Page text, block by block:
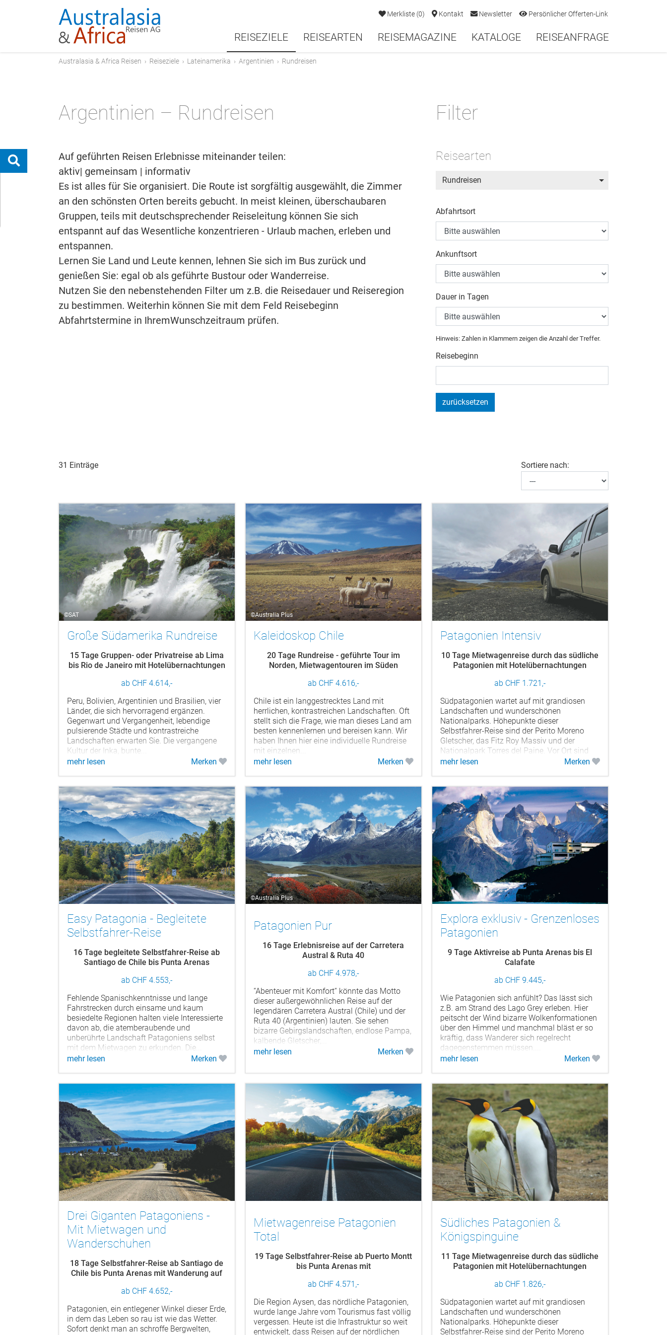
Merkliste (0) Kontakt Newsletter Persönlicher Offerten-Link
REISEZIELE REISEARTEN REISEMAGAZINE KATALOGE REISEANFRAGE
Australasia & Africa Reisen › Reiseziele › Lateinamerika › Argentinien › Rundreisen
Argentinien – Rundreisen
Auf geführten Reisen Erlebnisse miteinander teilen:
aktiv| gemeinsam | informativ
Es ist alles für Sie organisiert. Die Route ist sorgfältig ausgewählt, die Zimmer
an den schönsten Orten bereits gebucht. In meist kleinen, überschaubaren
Gruppen, teils mit deutschsprechender Reiseleitung können Sie sich
entspannt auf das Wesentliche konzentrieren - Urlaub machen, erleben und
entspannen.
Lernen Sie Land und Leute kennen, lehnen Sie sich im Bus zurück und
genießen Sie: egal ob als geführte Bustour oder Wanderreise.
Nutzen Sie den nebenstehenden Filter um z.B. die Reisedauer und Reiseregion
zu bestimmen. Weiterhin können Sie mit dem Feld Reisebeginn
Abfahrtstermine in IhremWunschzeitraum prüfen.
Filter
Reisearten
Rundreisen
Abfahrtsort
Ankunftsort
Dauer in Tagen
Hinweis: Zahlen in Klammern zeigen die Anzahl der Treffer.
Reisebeginn
zurücksetzen
31 Einträge Sortiere nach:
©SAT
Große Südamerika Rundreise
15 Tage Gruppen- oder Privatreise ab Lima
bis Rio de Janeiro mit Hotelübernachtungen
ab CHF 4.614,-
Peru, Bolivien, Argentinien und Brasilien, vier
Länder, die sich hervorragend ergänzen.
Gegenwart und Vergangenheit, lebendige
pulsierende Städte und kontrastreiche
Landschaften erwarten Sie. Die vergangene
Kultur der Inka, bunte...
mehr lesen
Merken
©Australia Plus
Kaleidoskop Chile
20 Tage Rundreise - geführte Tour im
Norden, Mietwagentouren im Süden
ab CHF 4.616,-
Chile ist ein langgestrecktes Land mit
herrlichen, kontrastreichen Landschaften. Oft
stellt sich die Frage, wie man dieses Land am
besten kennenlernen und bereisen kann. Wir
haben Ihnen hier eine individuelle Rundreise
mit einzelnen...
mehr lesen
Merken
Patagonien Intensiv
10 Tage Mietwagenreise durch das südliche
Patagonien mit Hotelübernachtungen
ab CHF 1.721,-
Südpatagonien wartet auf mit grandiosen
Landschaften und wunderschönen
Nationalparks. Höhepunkte dieser
Selbstfahrer-Reise sind der Perito Moreno
Gletscher, das Fitz Roy Massiv und der
Nationalpark Torres del Paine. Vor Ort sind
hier...
mehr lesen Merken
Easy Patagonia - Begleitete
Selbstfahrer-Reise
16 Tage begleitete Selbstfahrer-Reise ab
Santiago de Chile bis Punta Arenas
ab CHF 4.553,-
Fehlende Spanischkenntnisse und lange
Fahrstrecken durch einsame und kaum
besiedelte Regionen halten viele Interessierte
davon ab, die atemberaubende und
unberührte Landschaft Patagoniens selbst
mit dem Mietwagen zu erkunden. Die...
mehr lesen
Merken
©Australia Plus
Patagonien Pur
16 Tage Erlebnisreise auf der Carretera
Austral & Ruta 40
ab CHF 4.978,-
“Abenteuer mit Komfort“ könnte das Motto
dieser außergewöhnlichen Reise auf der
legendären Carretera Austral (Chile) und der
Ruta 40 (Argentinien) lauten. Sie sehen
bizarre Gebirgslandschaften, endlose Pampa,
kalbende Gletscher,...
mehr lesen
Merken
Explora exklusiv - Grenzenloses
Patagonien
9 Tage Aktivreise ab Punta Arenas bis El
Calafate
ab CHF 9.445,-
Wie Patagonien sich anfühlt? Das lässt sich
z.B. am Strand des Lago Grey erleben. Hier
peitscht der Wind bizarre Wolkenformationen
über den Himmel und manchmal bläst er so
kräftig, dass Wanderer sich regelrecht
dagegenstemmen müssen....
mehr lesen
Merken
Drei Giganten Patagoniens -
Mit Mietwagen und
Wanderschuhen
18 Tage Selbstfahrer-Reise ab Santiago de
Chile bis Punta Arenas mit Wanderung auf
ab CHF 4.652,-
Patagonien, ein entlegener Winkel dieser Erde,
in dem das Leben so rau ist wie das Wetter.
Sofort denkt man an schroffe Bergwelten,
Mietwagenreise Patagonien
Total
19 Tage Selbstfahrer-Reise ab Puerto Montt
bis Punta Arenas mit
ab CHF 4.571,-
Die Region Aysen, das nördliche Patagonien,
wurde lange Jahre vom Tourismus fast völlig
vergessen. Heute ist die Infrastruktur so weit
entwickelt, dass Reisen auf der nördlichen
Südliches Patagonien &
Königspinguine
11 Tage Mietwagenreise durch das südliche
Patagonien mit Hotelübernachtungen
ab CHF 1.826,-
Südpatagonien wartet auf mit grandiosen
Landschaften und wunderschönen
Nationalparks. Höhepunkte dieser
Selbstfahrer-Reise sind der Perito Moreno